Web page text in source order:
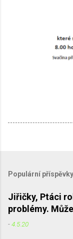
Populární
Jiřičky, Ptáci
problémy.
-4.5.20